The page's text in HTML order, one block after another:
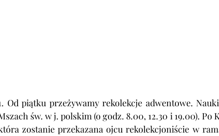
Od piątku przeżywamy rekolekcje adwentowe.
św. w j. polskim (o godz. 8.00, 12.30 i 19.00).
zostanie przekazana ojcu rekolekcjoniście w